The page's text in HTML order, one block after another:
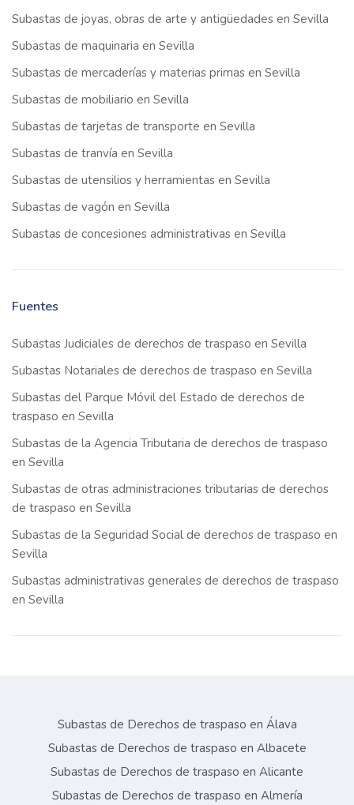
Subastas de joyas, obras de arte y antigüedades en Sevilla
Subastas de maquinaria en Sevilla
Subastas de mercaderías y materias primas en Sevilla
Subastas de mobiliario en Sevilla
Subastas de tarjetas de transporte en Sevilla
Subastas de tranvía en Sevilla
Subastas de utensilios y herramientas en Sevilla
Subastas de vagón en Sevilla
Subastas de concesiones administrativas en Sevilla
Fuentes
Subastas Judiciales de derechos de traspaso en Sevilla
Subastas Notariales de derechos de traspaso en Sevilla
Subastas del Parque Móvil del Estado de derechos de
traspaso en Sevilla
Subastas de la Agencia Tributaria de derechos de traspaso
en Sevilla
Subastas de otras administraciones tributarias de derechos
de traspaso en Sevilla
Subastas de la Seguridad Social de derechos de traspaso en
Sevilla
Subastas administrativas generales de derechos de traspaso
en Sevilla
Subastas de Derechos de traspaso en Álava
Subastas de Derechos de traspaso en Albacete
Subastas de Derechos de traspaso en Alicante
Subastas de Derechos de traspaso en Almería